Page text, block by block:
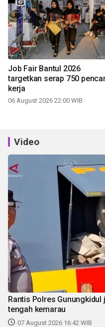
Job Fair Bantul 2026
targetkan serap 750
kerja
06 August 2026 22:00 WIB
Video
Rantis Polres
tengah kemarau
07 August 2026 16:42 WIB